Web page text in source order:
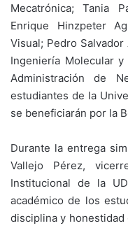
Mecatrónica; Tania
Enrique Hinzpeter
Visual; Pedro
Ingeniería Molecular
Administración de
estudiantes de la
se beneficiarán por la
Durante la entrega
Vallejo Pérez,
Institucional de la
académico de los
disciplina y honestidad